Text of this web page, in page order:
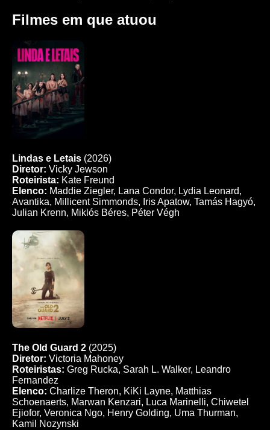
Filmes em que atuou
Lindas e Letais (2026)
Diretor: Vicky Jewson
Roteirista: Kate Freund
Elenco: Maddie Ziegler, Lana Condor, Lydia Leonard,
Avantika, Millicent Simmonds, Iris Apatow, Tamás Hagyó,
Julian Krenn, Miklós Béres, Péter Végh
The Old Guard 2 (2025)
Diretor: Victoria Mahoney
Roteiristas: Greg Rucka, Sarah L. Walker, Leandro
Fernandez
Elenco: Charlize Theron, KiKi Layne, Matthias
Schoenaerts, Marwan Kenzari, Luca Marinelli, Chiwetel
Ejiofor, Veronica Ngo, Henry Golding, Uma Thurman,
Kamil Nozynski